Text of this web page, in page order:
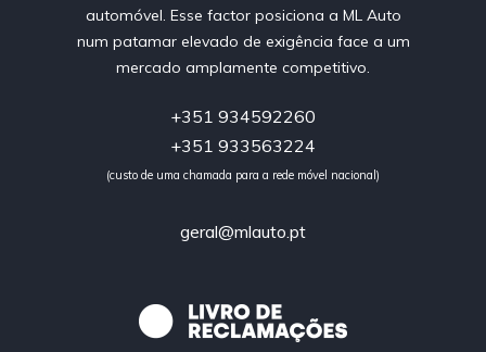
automóvel. Esse factor posiciona a ML Auto
num patamar elevado de exigência face a um
mercado amplamente competitivo.
+351 934592260
+351 933563224
(custo de uma chamada para a rede móvel nacional)
geral@mlauto.pt